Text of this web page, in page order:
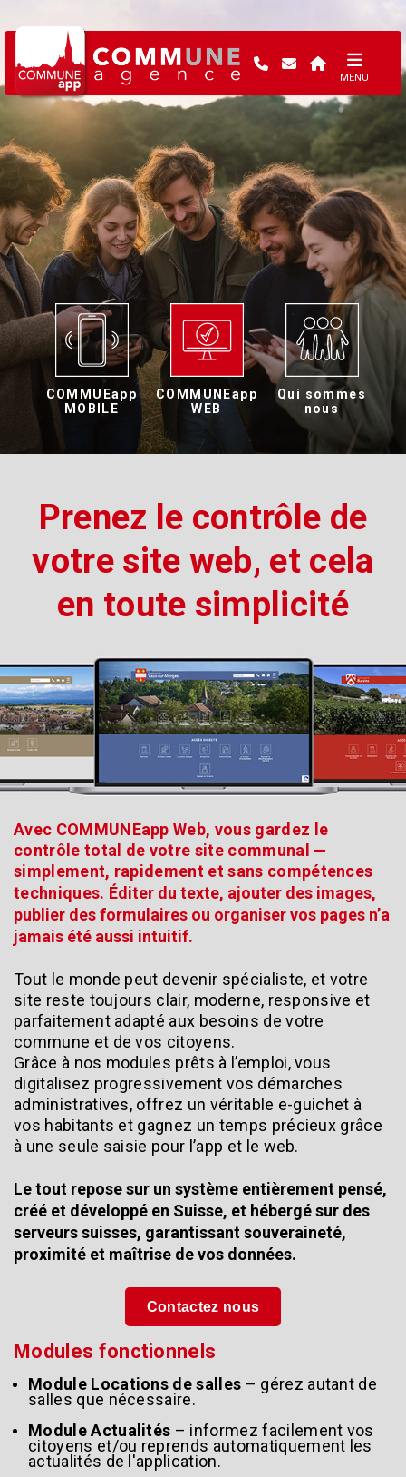
MENU
COMMUEapp
MOBILE
COMMUNEapp
WEB
Qui sommes
nous
Prenez le contrôle de
votre site web, et cela
en toute simplicité
Avec COMMUNEapp Web, vous gardez le
contrôle total de votre site communal —
simplement, rapidement et sans compétences
techniques. Éditer du texte, ajouter des images,
publier des formulaires ou organiser vos pages n’a
jamais été aussi intuitif.
Tout le monde peut devenir spécialiste, et votre
site reste toujours clair, moderne, responsive et
parfaitement adapté aux besoins de votre
commune et de vos citoyens.
Grâce à nos modules prêts à l’emploi, vous
digitalisez progressivement vos démarches
administratives, offrez un véritable e-guichet à
vos habitants et gagnez un temps précieux grâce
à une seule saisie pour l’app et le web.
Le tout repose sur un système entièrement pensé,
créé et développé en Suisse, et hébergé sur des
serveurs suisses, garantissant souveraineté,
proximité et maîtrise de vos données.
Contactez nous
Modules fonctionnels
Module Locations de salles – gérez autant de
salles que nécessaire.
Module Actualités – informez facilement vos
citoyens et/ou reprends automatiquement les
actualités de l'application.